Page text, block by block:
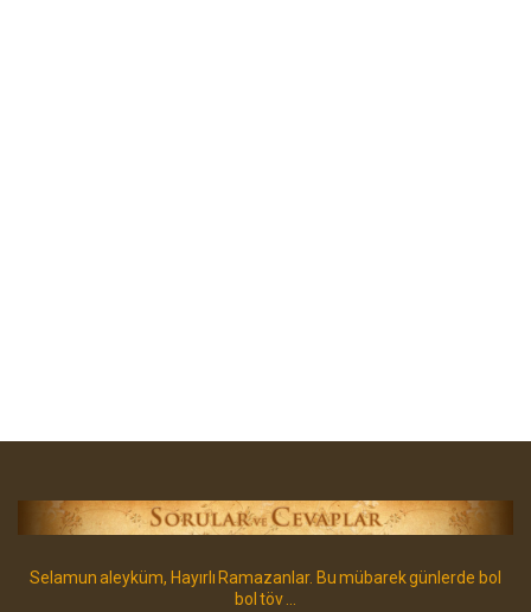
Selamun aleyküm, Hayırlı Ramazanlar. Bu mübarek günlerde bol
bol töv ...